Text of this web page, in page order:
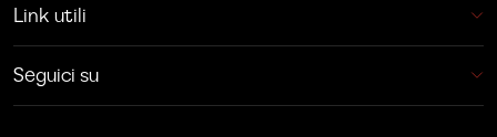
Link utili
Seguici su